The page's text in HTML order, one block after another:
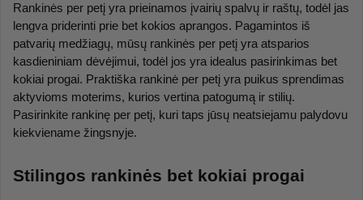
Rankinės per petį yra prieinamos įvairių spalvų ir raštų, todėl jas
lengva priderinti prie bet kokios aprangos. Pagamintos iš
patvarių medžiagų, mūsų rankinės per petį yra atsparios
kasdieniniam dėvėjimui, todėl jos yra idealus pasirinkimas bet
kokiai progai. Praktiška rankinė per petį yra puikus sprendimas
aktyvioms moterims, kurios vertina patogumą ir stilių.
Pasirinkite rankinę per petį, kuri taps jūsų neatsiejamu palydovu
kiekviename žingsnyje.
Stilingos rankinės bet kokiai progai